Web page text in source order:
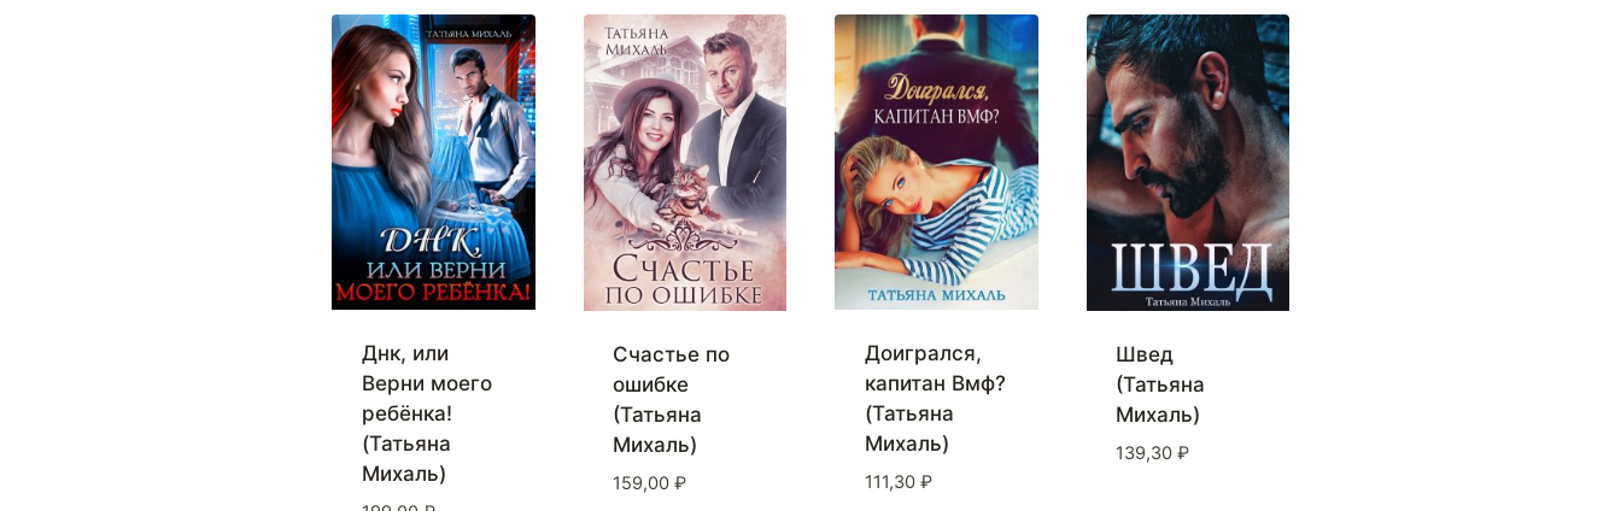
Днк, или
Верни моего
ребёнка!
(Татьяна
Михаль)
Счастье по
ошибке
(Татьяна
Михаль)
159,00 ₽
Доигрался,
капитан Вмф?
(Татьяна
Михаль)
111,30 ₽
Швед
(Татьяна
Михаль)
139,30 ₽